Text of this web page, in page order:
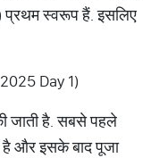
प्रथम स्वरूप हैं. इसलिए
Day 1)
जाती है. सबसे पहले
है और इसके बाद पूजा